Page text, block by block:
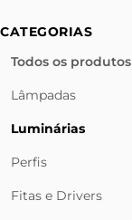
CATEGORIAS
Todos os produtos
Lâmpadas
Luminárias
Perfis
Fitas e Drivers